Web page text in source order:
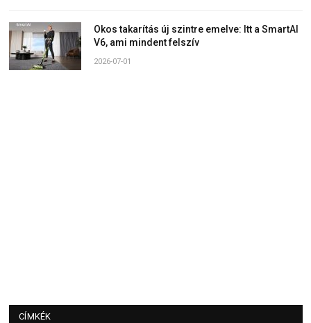
Okos takarítás új szintre emelve: Itt a SmartAI
V6, ami mindent felszív
2026-07-01
CÍMKÉK